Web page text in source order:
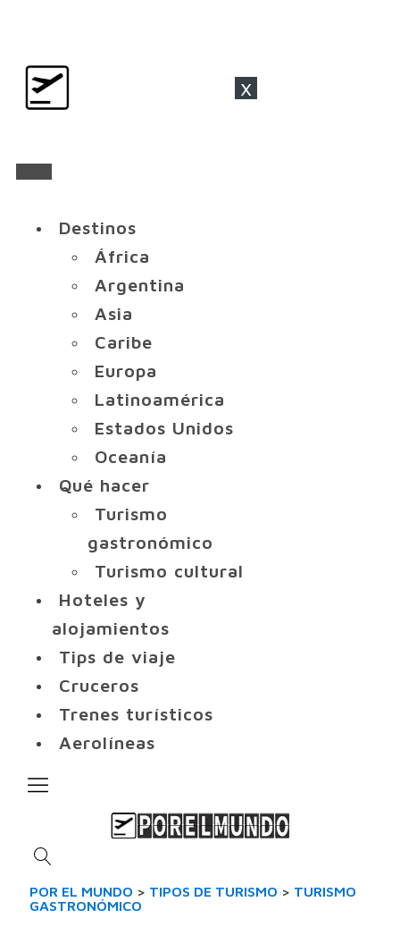
x
Destinos
África
Argentina
Asia
Caribe
Europa
Latinoamérica
Estados Unidos
Oceanía
Qué hacer
Turismo
gastronómico
Turismo cultural
Hoteles y
alojamientos
Tips de viaje
Cruceros
Trenes turísticos
Aerolíneas
POR EL MUNDO > TIPOS DE TURISMO > TURISMO
GASTRONÓMICO